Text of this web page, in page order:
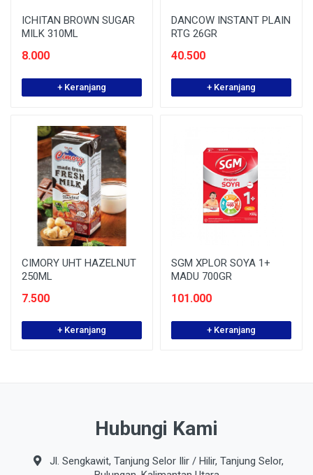
ICHITAN BROWN SUGAR
MILK 310ML
8.000
+ Keranjang
DANCOW INSTANT PLAIN
RTG 26GR
40.500
+ Keranjang
CIMORY UHT HAZELNUT
250ML
7.500
+ Keranjang
SGM XPLOR SOYA 1+
MADU 700GR
101.000
+ Keranjang
Hubungi Kami
Jl. Sengkawit, Tanjung Selor Ilir / Hilir, Tanjung Selor,